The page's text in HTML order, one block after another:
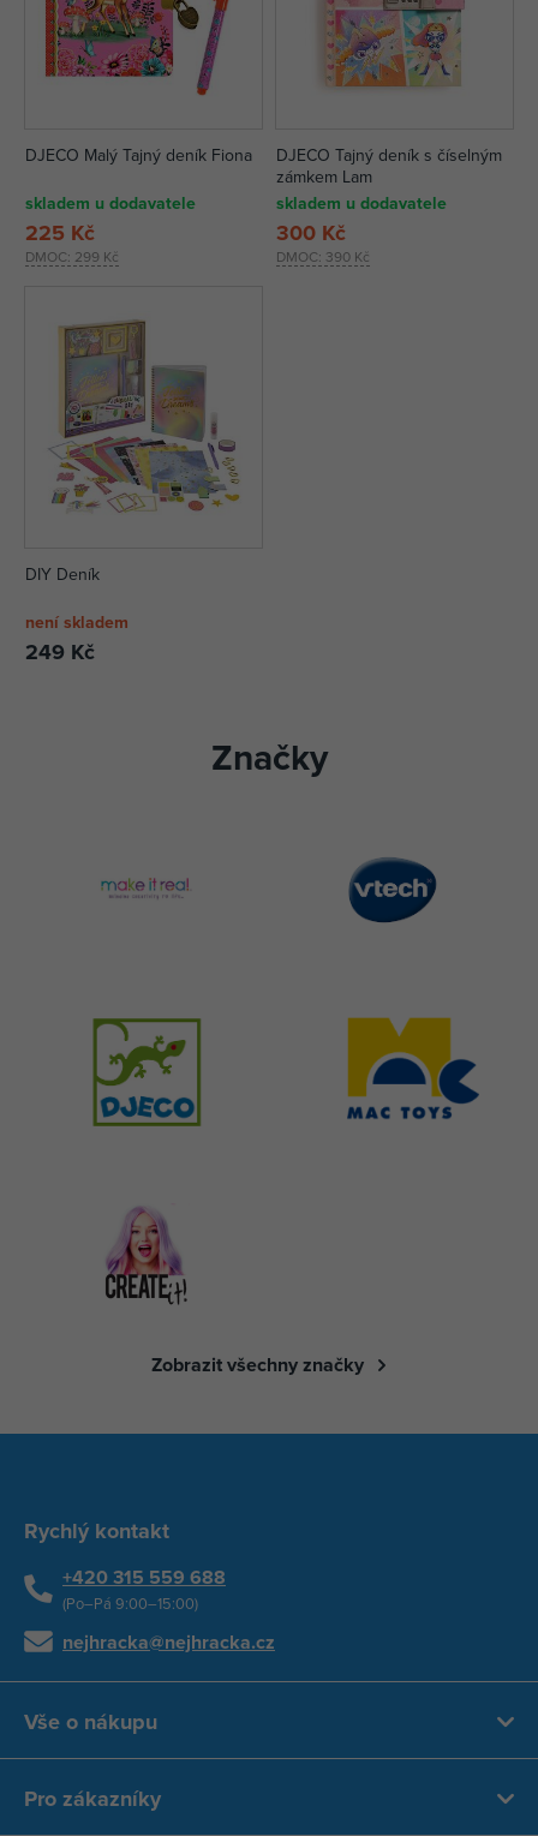
DJECO Malý Tajný deník Fiona
skladem u dodavatele
DMOC: 299 Kč
225 Kč
DJECO Tajný deník s číselným
zámkem Lam
skladem u dodavatele
DMOC: 390 Kč
300 Kč
DIY Deník
není skladem
249 Kč
Značky
Zobrazit všechny značky
Rychlý kontakt
+420 315 559 688
(Po–Pá 9:00–15:00)
nejhracka@nejhracka.cz
Vše o nákupu
Pro zákazníky